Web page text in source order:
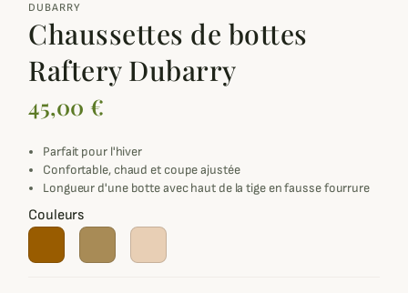
DUBARRY
Chaussettes de bottes
Raftery Dubarry
45,00 €
Parfait pour l'hiver
Confortable, chaud et coupe ajustée
Longueur d'une botte avec haut de la tige en fausse fourrure
Couleurs